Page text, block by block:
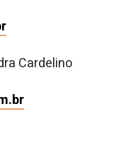
Cardelino